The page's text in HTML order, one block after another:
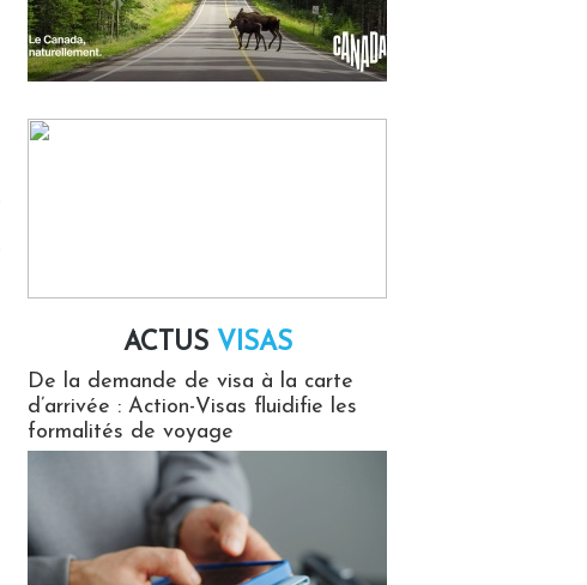
ACTUS VISAS
De la demande de visa à la carte
d’arrivée : Action-Visas fluidifie les
formalités de voyage